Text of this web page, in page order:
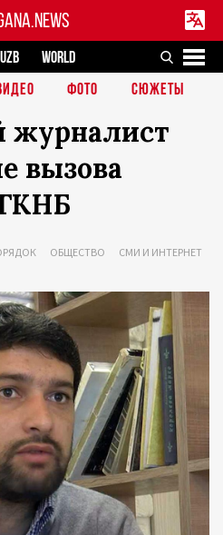
UZB
WORLD
ФОТО СЮЖЕТЫ
журналист
вызова
ОБЩЕСТВО СМИ И ИНТЕРНЕТ